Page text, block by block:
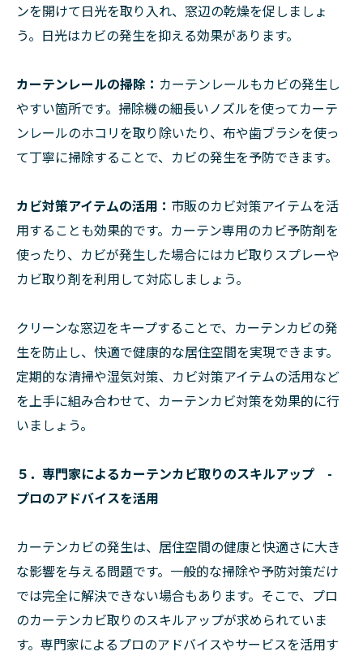
ンを開けて日光を取り入れ、窓辺の乾燥を促しましょ
う。日光はカビの発生を抑える効果があります。
カーテンレールの掃除： カーテンレールもカビの発生し
やすい箇所です。掃除機の細長いノズルを使ってカーテ
ンレールのホコリを取り除いたり、布や歯ブラシを使っ
て丁寧に掃除することで、カビの発生を予防できます。
カビ対策アイテムの活用： 市販のカビ対策アイテムを活
用することも効果的です。カーテン専用のカビ予防剤を
使ったり、カビが発生した場合にはカビ取りスプレーや
カビ取り剤を利用して対応しましょう。
クリーンな窓辺をキープすることで、カーテンカビの発
生を防止し、快適で健康的な居住空間を実現できます。
定期的な清掃や湿気対策、カビ対策アイテムの活用など
を上手に組み合わせて、カーテンカビ対策を効果的に行
いましょう。
５．専門家によるカーテンカビ取りのスキルアップ -
プロのアドバイスを活用
カーテンカビの発生は、居住空間の健康と快適さに大き
な影響を与える問題です。一般的な掃除や予防対策だけ
では完全に解決できない場合もあります。そこで、プロ
のカーテンカビ取りのスキルアップが求められていま
す。専門家によるプロのアドバイスやサービスを活用す